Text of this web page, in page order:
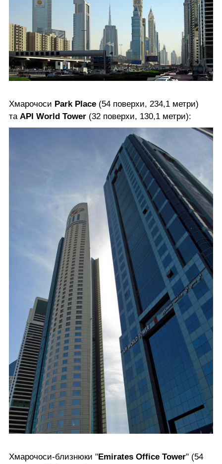
Хмарочоси Park Place (54 поверхи, 234,1 метри)
та API World Tower (32 поверхи, 130,1 метри):
Хмарочоси-близнюки "Emirates Office Tower" (54